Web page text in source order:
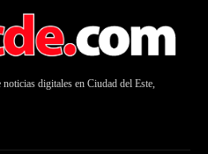
digitales en Ciudad del Este,